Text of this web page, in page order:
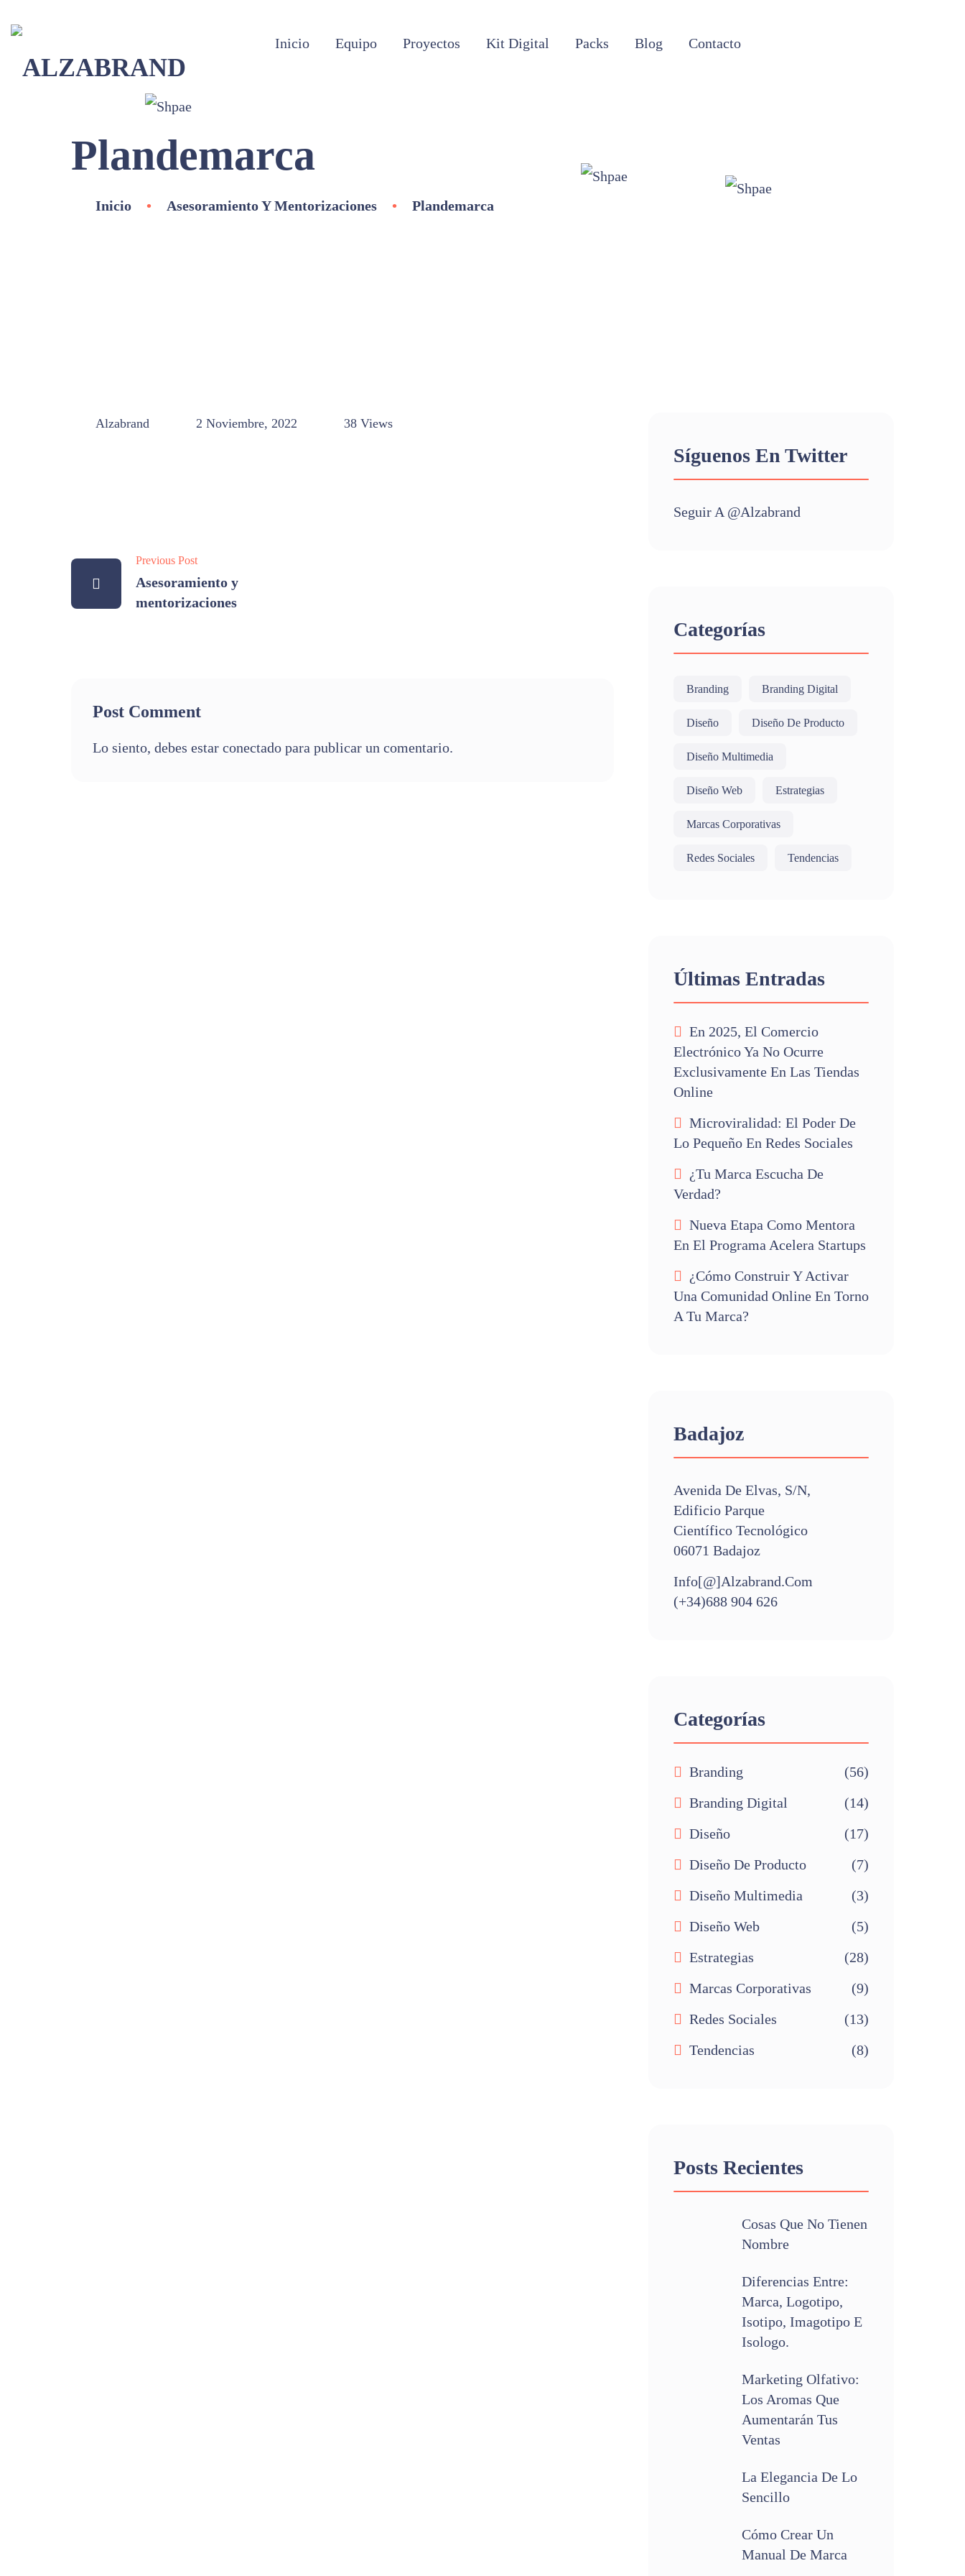
Inicio Equipo Proyectos Kit Digital Packs Blog Contacto
Plandemarca
Inicio • Asesoramiento Y Mentorizaciones • Plandemarca
Alzabrand 2 Noviembre, 2022 38 Views
Previous Post
Asesoramiento y
mentorizaciones
Post Comment
Lo siento, debes estar conectado para publicar un comentario.
Síguenos En Twitter
Seguir A @alzabrand
Categorías
Branding Branding Digital
Diseño Diseño De Producto
Diseño Multimedia
Diseño Web Estrategias
Marcas Corporativas
Redes Sociales Tendencias
Últimas Entradas
En 2025, El Comercio
Electrónico Ya No Ocurre
Exclusivamente En Las Tiendas
Online
Microviralidad: El Poder De
Lo Pequeño En Redes Sociales
¿Tu Marca Escucha De
Verdad?
Nueva Etapa Como Mentora
En El Programa Acelera Startups
¿Cómo Construir Y Activar
Una Comunidad Online En Torno
A Tu Marca?
Badajoz
Avenida De Elvas, S/n,
Edificio Parque
Científico Tecnológico
06071 Badajoz
Info[@]alzabrand.com
(+34)688 904 626
Categorías
Branding
(56)
Branding Digital
(14)
Diseño
(17)
Diseño De Producto
(7)
Diseño Multimedia
(3)
Diseño Web
(5)
Estrategias
(28)
Marcas Corporativas
(9)
Redes Sociales
(13)
Tendencias
(8)
Posts Recientes
Cosas Que No Tienen
Nombre
Diferencias Entre:
Marca, Logotipo,
Isotipo, Imagotipo E
Isologo.
Marketing Olfativo:
Los Aromas Que
Aumentarán Tus
Ventas
La Elegancia De Lo
Sencillo
Cómo Crear Un
Manual De Marca